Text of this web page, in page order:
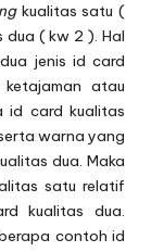
kualitas satu (
dua ( kw 2 ). Hal
jenis id card
atau
id card kualitas
warna yang
dua. Maka
satu relatif
kualitas dua.
contoh id